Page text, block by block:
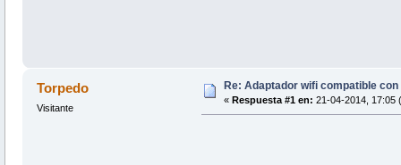
Torpedo
Visitante
Re: Adaptador wifi compatible con
« Respuesta #1 en: 21-04-2014, 17:05